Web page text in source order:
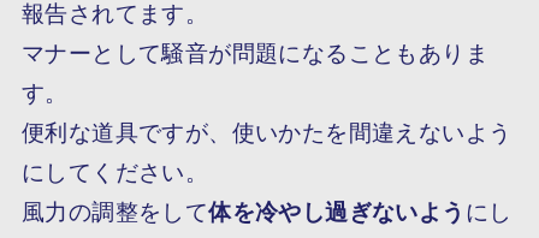
報告されてます。
マナーとして騒音が問題になることもありま
す。
便利な道具ですが、使いかたを間違えないよう
にしてください。
風力の調整をして体を冷やし過ぎないよう にし